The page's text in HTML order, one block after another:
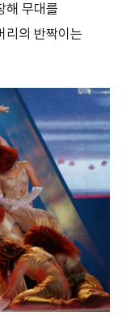
해 무대를
리의 반짝이는